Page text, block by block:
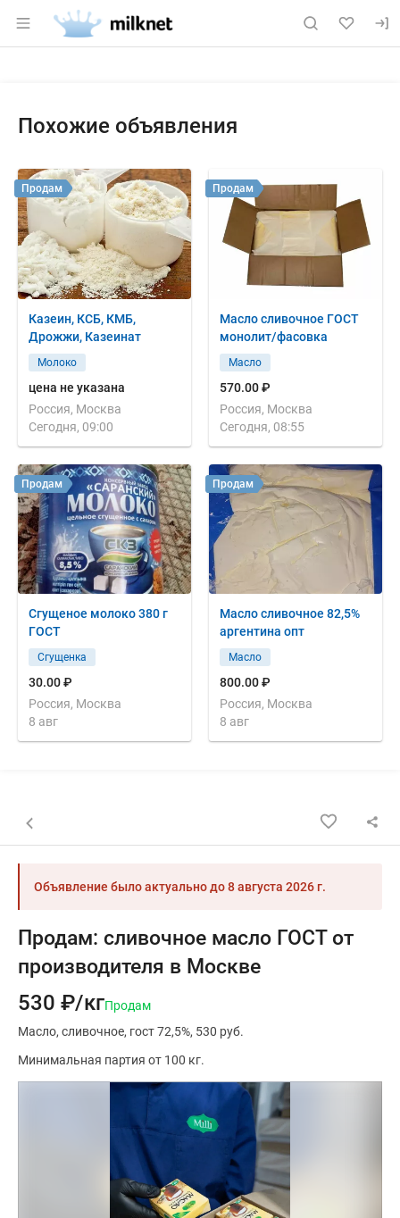
Раздел навигации по сайту milknet.ru
Похожие объявления
Казеин, КСБ, КМБ,
Дрожжи, Казеинат
Молоко
цена не указана
Россия, Москва
Сегодня, 09:00
Продам
Масло сливочное ГОСТ
монолит/фасовка
Масло
570.00 ₽
Россия, Москва
Сегодня, 08:55
Продам
Сгущеное молоко 380 г
ГОСТ
Сгущенка
30.00 ₽
Россия, Москва
8 авг
Продам
Масло сливочное 82,5%
аргентина опт
Масло
800.00 ₽
Россия, Москва
8 авг
Продам
Назад к списку объявлений
Объявление было актуально до8 августа 2026 г.
Продам: сливочное масло ГОСТ от
производителя в Москве
530 ₽/кгПродам
Масло сливочное гост 72,5% 530 руб.
Минимальная партия от 100 кг.